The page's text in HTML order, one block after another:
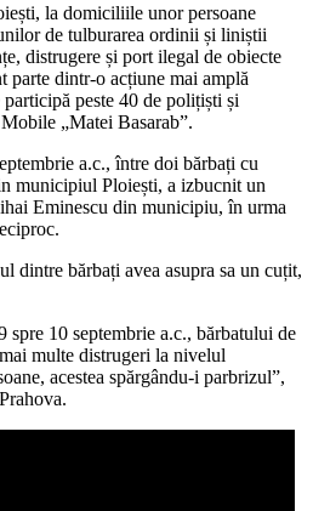
la domiciliile unor persoane
de tulburarea ordinii și liniștii
distrugere și port ilegal de obiecte
parte dintr-o acțiune mai amplă
peste 40 de polițiști și
„Matei Basarab”.
a.c., între doi bărbați cu
municipiul Ploiești, a izbucnit un
Eminescu din municipiu, în urma
dintre bărbați avea asupra sa un cuțit,
spre 10 septembrie a.c., bărbatului de
multe distrugeri la nivelul
acestea spărgându-i parbrizul”,